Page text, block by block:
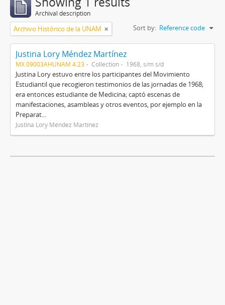
Archival description
Archivo Histórico de la UNAM Sort by: Reference code
Justina Lory Méndez Martínez
MX 09003AHUNAM 4.23 Collection 1968, s/m s/d
Justina Lory estuvo entre los participantes del Movimiento
Estudiantil que recogieron testimonios de las jornadas de 1968;
era entonces estudiante de Medicina; captó escenas de
manifestaciones, asambleas y otros eventos, por ejemplo en la
Preparat...
Justina Lory Méndez Martínez